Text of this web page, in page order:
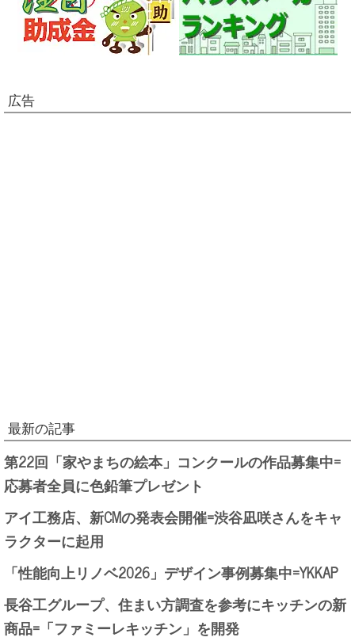
広告
最新の記事
第22回「家やまちの絵本」コンクールの作品募集中=
応募者全員に色鉛筆プレゼント
アイ工務店、新CMの発表会開催=渋谷凪咲さんをキャ
ラクターに起用
「性能向上リノベ2026」デザイン事例募集中=YKKAP
長谷工グループ、住まい方調査を参考にキッチンの新
商品=「ファミーレキッチン」を開発